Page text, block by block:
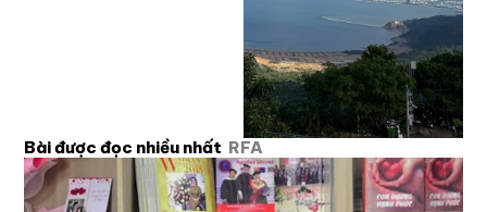
Bài được đọc nhiều nhất RFA